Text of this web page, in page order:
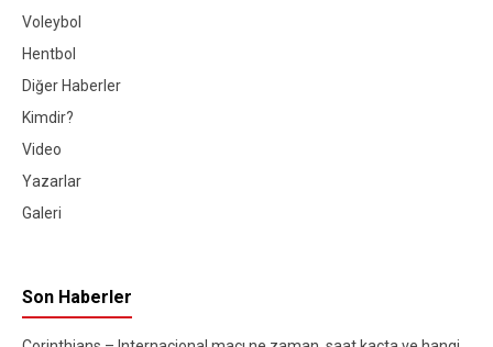
Voleybol
Hentbol
Diğer Haberler
Kimdir?
Video
Yazarlar
Galeri
Son Haberler